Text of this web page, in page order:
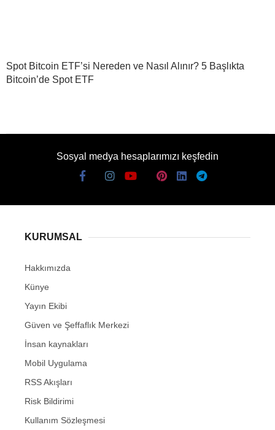
Spot Bitcoin ETF’si Nereden ve Nasıl Alınır? 5 Başlıkta
Bitcoin’de Spot ETF
Sosyal medya hesaplarımızı keşfedin
KURUMSAL
Hakkımızda
Künye
Yayın Ekibi
Güven ve Şeffaflık Merkezi
İnsan kaynakları
Mobil Uygulama
RSS Akışları
Risk Bildirimi
Kullanım Sözleşmesi